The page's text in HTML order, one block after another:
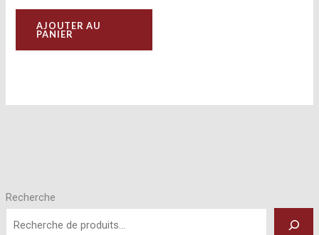
Recherche
AJOUTER AU
PANIER